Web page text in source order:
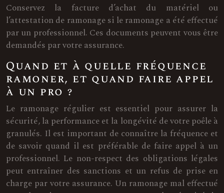
Conservez la facture d’achat du matériel ou
l’attestation de ramonage si le ramonage a été effectué
par un professionnel. Ces documents peuvent vous être
demandés par votre assurance.
Quand et à quelle fréquence
ramoner, et quand faire appel
à un pro ?
Le ramonage régulier est essentiel pour assurer la
sécurité, la performance et la longévité de votre poêle à
granulés. Il est important de connaître la fréquence et
de savoir quand il est préférable de faire appel à un
professionnel. Le non-respect des obligations légales
peut entraîner des sanctions et un refus de prise en
charge par votre assurance. Un ramonage mal effectué